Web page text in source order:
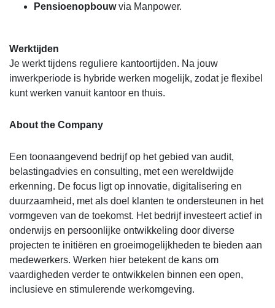
Pensioenopbouwvia Manpower.
Werktijden
Je werkt tijdens reguliere kantoortijden. Na jouw
inwerkperiode is hybride werken mogelijk, zodat je flexibel
kunt werken vanuit kantoor en thuis.
About the Company
Een toonaangevend bedrijf op het gebied van audit,
belastingadvies en consulting, met een wereldwijde
erkenning. De focus ligt op innovatie, digitalisering en
duurzaamheid, met als doel klanten te ondersteunen in het
vormgeven van de toekomst. Het bedrijf investeert actief in
onderwijs en persoonlijke ontwikkeling door diverse
projecten te initiëren en groeimogelijkheden te bieden aan
medewerkers. Werken hier betekent de kans om
vaardigheden verder te ontwikkelen binnen een open,
inclusieve en stimulerende werkomgeving.